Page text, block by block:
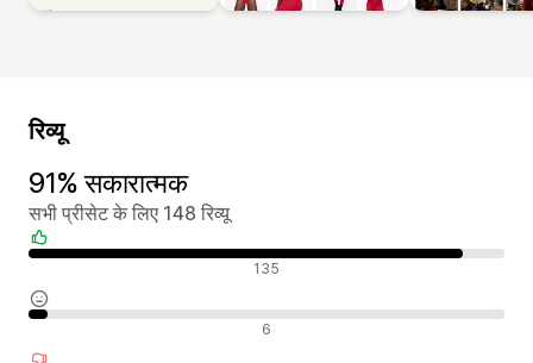
रिव्यू
91% सकारात्मक
सभी प्रीसेट के लिए 148 रिव्यू
सकारात्मक रिव्यू 135
न्यूट्रल रिव्यू 6